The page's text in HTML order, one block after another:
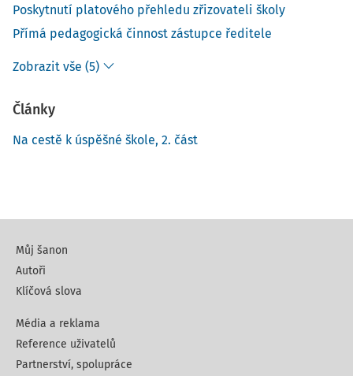
Poskytnutí platového přehledu zřizovateli školy
Přímá pedagogická činnost zástupce ředitele
Zobrazit vše (5)
Články
Na cestě k úspěšné škole, 2. část
Můj šanon
Autoři
Klíčová slova
Média a reklama
Reference uživatelů
Partnerství, spolupráce